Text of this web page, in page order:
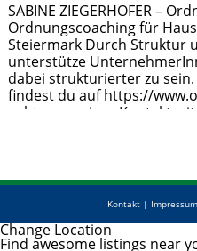
SABINE ZIEGERHOFER –
Ordnungscoaching für
Steiermark Durch Struktur
unterstütze
dabei strukturierter zu
findest du auf https://
gehts zu meiner
unter das neue Berufsbild
Weiterlesen …
Kontakt | Impressum
Change Location
Find awesome listings near